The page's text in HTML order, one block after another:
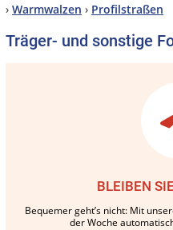
› Warmwalzen › Profilstraßen
Träger- und sonstige
BLEIBEN
Bequemer geht’s nicht: Mit
der Woche